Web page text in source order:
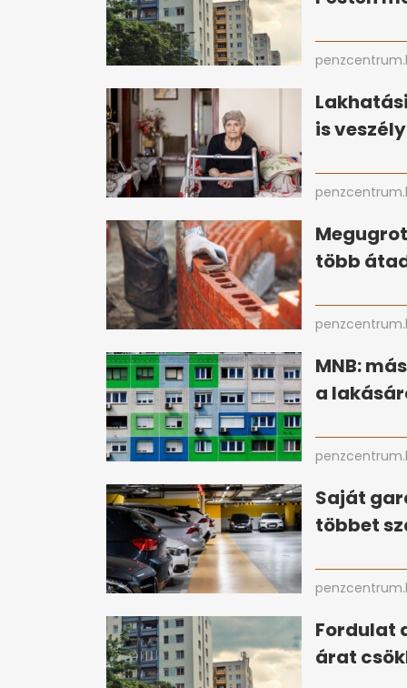
is
több
MNB:
a
Saját
többet
Fordulat
árat